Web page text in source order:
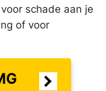
schade aan je
of voor